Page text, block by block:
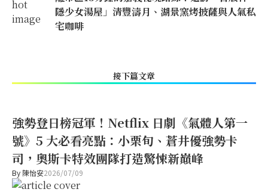
隱少女湯屋」清豐濤月、湖景窯烤披薩與人氣私
宅咖啡
接下篇文章
強勢登日榜冠軍！Netflix 日劇《氣體人第一
號》5 大必看亮點：小栗旬、蒼井優強勢卡
司，奧斯卡特效團隊打造驚悚新巔峰
By 陳怡安2026/07/09